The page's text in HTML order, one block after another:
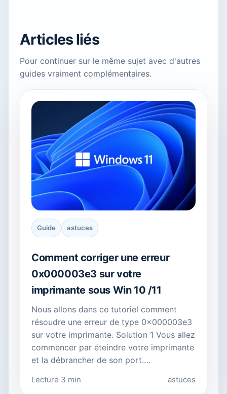
Articles liés
Pour continuer sur le même sujet avec d'autres
guides vraiment complémentaires.
Guide astuces
Comment corriger une erreur
0x000003e3 sur votre
imprimante sous Win 10 /11
Nous allons dans ce tutoriel comment
résoudre une erreur de type 0x000003e3
sur votre imprimante. Solution 1 Vous allez
commencer par éteindre votre imprimante
et la débrancher de son port.…
Lecture 3 min astuces